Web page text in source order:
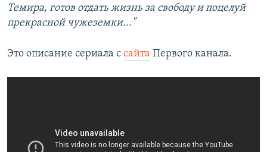
Темира, готов отдать жизнь за свободу и поцелуй
прекрасной чужеземки..."
Это описание сериала с сайта Первого канала.